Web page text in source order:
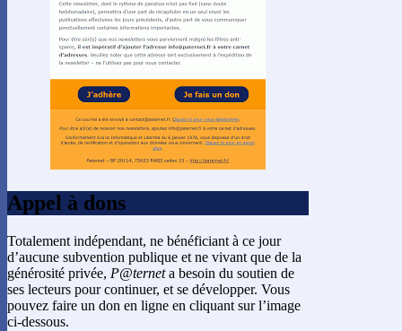
Appel à dons
Totalement indépendant, ne bénéficiant à ce jour
d’aucune subvention publique et ne vivant que de la
générosité privée, P@terneta besoin du soutien de
ses lecteurs pour continuer, et se développer. Vous
pouvez faire un don en ligne en cliquant sur l’image
ci-dessous.